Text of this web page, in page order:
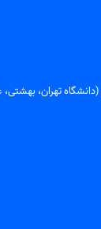
تهران، بهشتی،